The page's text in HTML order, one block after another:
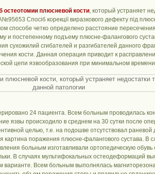
остеотомии плюсневой кости, который устраняет
Спосіб корекції виразкового дефекту під
способе четко определено расстояние
и постепенному подъему плюсне-фалангового
сухожилий сгибателей и разгибателей данного
кости. Данная операция приводит к
цепи язвообразования при минимальном
24 пациента. Всем больным проводилась
язвы происходило в среднем на 30 сутки после
целью, т.е. на подошве отсутствовал раневой
картина поражения плюсне-фалангового сустава. В
больным изготавливали ортопедическую обувь
В случаях мультифокальных остеодеформаций
варианте. Всем больным выполнялась